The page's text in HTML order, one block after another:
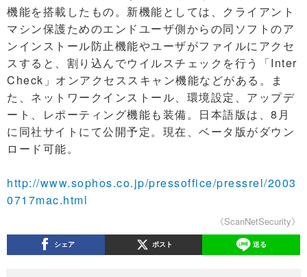
機能を搭載したもの。新機能としては、クライアント
マシン保護ためのエンドユーザ側からの同ソフトのア
ンインストール防止機能やユーザがファイルにアクセ
スすると、割り込んでウイルスチェックを行う「Inter
Check」オンアクセススキャン機能などがある。ま
た、ネットワークインストール、環境設定、アップデ
ート、レポーティング機能も装備。日本語版は、8月
に同社サイトにて公開予定。現在、ベータ版がダウン
ロード可能。
http://www.sophos.co.jp/pressoffice/pressrel/2003
0717mac.html
《ScanNetSecurity》
シェア ポスト 送る